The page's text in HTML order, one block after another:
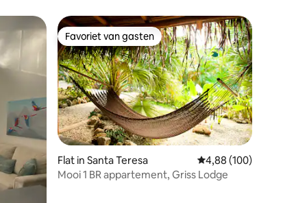
Favoriet van gasten
Favoriet van gasten
Flat in Santa Teresa Gemiddelde
4,88 (100)
Mooi 1 BR appartement, Griss Lodge